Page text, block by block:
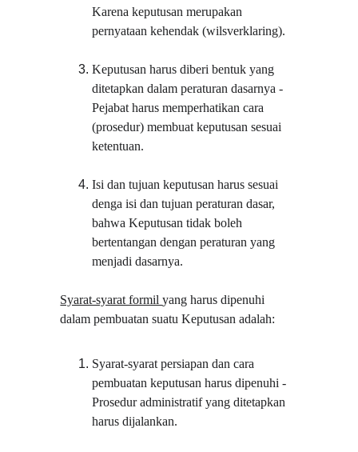
Karena keputusan merupakan
pernyataan kehendak (wilsverklaring).
Keputusan harus diberi bentuk yang
ditetapkan dalam peraturan dasarnya -
Pejabat harus memperhatikan cara
(prosedur) membuat keputusan sesuai
ketentuan.
Isi dan tujuan keputusan harus sesuai
denga isi dan tujuan peraturan dasar,
bahwa Keputusan tidak boleh
bertentangan dengan peraturan yang
menjadi dasarnya.
Syarat-syarat formil yang harus dipenuhi
dalam pembuatan suatu Keputusan adalah:
Syarat-syarat persiapan dan cara
pembuatan keputusan harus dipenuhi -
Prosedur administratif yang ditetapkan
harus dijalankan.